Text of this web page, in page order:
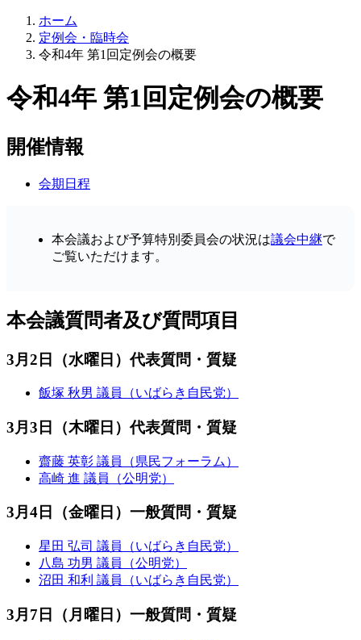
ホーム
定例会・臨時会
令和4年 第1回定例会の概要
令和4年 第1回定例会の概要
開催情報
会期日程
本会議および予算特別委員会の状況は議会中継で
ご覧いただけます。
本会議質問者及び質問項目
3月2日（水曜日）代表質問・質疑
飯塚 秋男 議員（いばらき自民党）
3月3日（木曜日）代表質問・質疑
齋藤 英彰 議員（県民フォーラム）
高崎 進 議員（公明党）
3月4日（金曜日）一般質問・質疑
星田 弘司 議員（いばらき自民党）
八島 功男 議員（公明党）
沼田 和利 議員（いばらき自民党）
3月7日（月曜日）一般質問・質疑